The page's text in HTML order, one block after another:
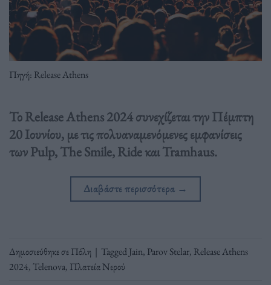
Πηγή: Release Athens
Το Release Athens 2024 συνεχίζεται την Πέμπτη
20 Ιουνίου, με τις πολυαναμενόμενες εμφανίσεις
των Pulp, The Smile, Ride και Tramhaus.
Διαβάστε περισσότερα →
Δημοσιεύθηκε σεΠόλη | TaggedJain, Parov Stelar, Release Athens
2024, Telenova, Πλατεία Νερού